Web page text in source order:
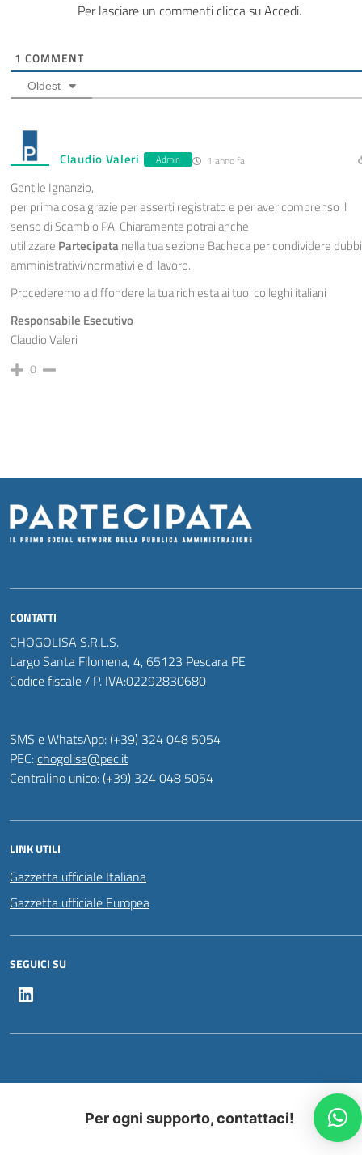
Per lasciare un commenti clicca su Accedi.
1 COMMENT
Oldest
Claudio Valeri Admin 1 anno fa
Gentile Ignanzio,
per prima cosa grazie per esserti registrato e per aver comprenso il
senso di Scambio PA. Chiaramente potrai anche
utilizzare Partecipatanella tua sezione Bacheca per condividere dubbi
amministrativi/normativi e di lavoro.
Procederemo a diffondere la tua richiesta ai tuoi colleghi italiani
Responsabile Esecutivo
Claudio Valeri
0
CONTATTI
CHOGOLISA S.R.L.S.
Largo Santa Filomena, 4, 65123 Pescara PE
Codice fiscale / P. IVA:02292830680
SMS e WhatsApp: (+39) 324 048 5054
PEC:chogolisa@pec.it
Centralino unico: (+39) 324 048 5054
LINK UTILI
Gazzetta ufficiale Italiana
Gazzetta ufficiale Europea
SEGUICI SU
Per ogni supporto, contattaci!